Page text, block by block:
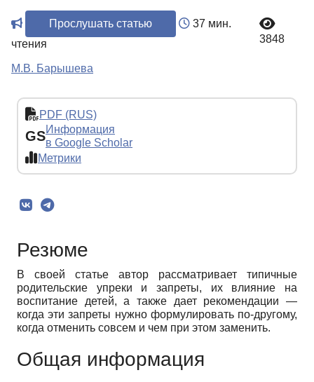
Прослушать статью
37 мин.
чтения
3848
М.В. Барышева
PDF (RUS)
GSИнформация
в Google Scholar
Метрики
Резюме
В своей статье автор рассматривает типичные
родительские упреки и запреты, их влияние на
воспитание детей, а также дает рекомендации —
когда эти запреты нужно формулировать по-другому,
когда отменить совсем и чем при этом заменить.
Общая информация